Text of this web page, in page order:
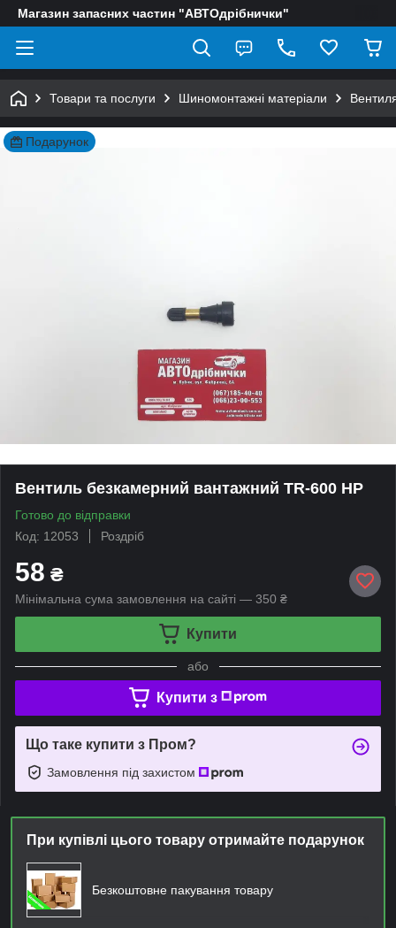
Магазин запасних частин "АВТОдрібнички"
Товари та послуги Шиномонтажні матеріали
Подарунок
Вентиль безкамерний вантажний TR-600 HP
Готово до відправки
Код: 12053
Роздріб
58 ₴
Мінімальна сума замовлення на сайті — 350 ₴
Купити
або
Купити з
Що таке купити з Пром?
Замовлення під захистом
При купівлі цього товару отримайте подарунок
Безкоштовне пакування товару